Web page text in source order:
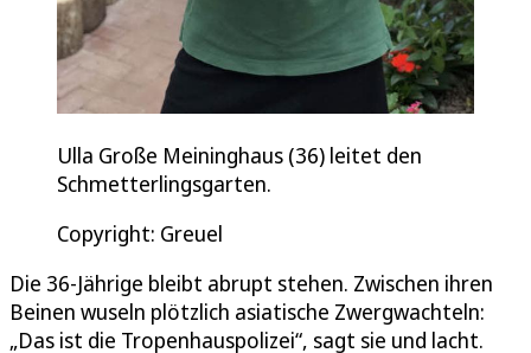
Ulla Große Meininghaus (36) leitet den
Schmetterlingsgarten.
Copyright: Greuel
Die 36-Jährige bleibt abrupt stehen. Zwischen ihren
Beinen wuseln plötzlich asiatische Zwergwachteln:
„Das ist die Tropenhauspolizei“, sagt sie und lacht.